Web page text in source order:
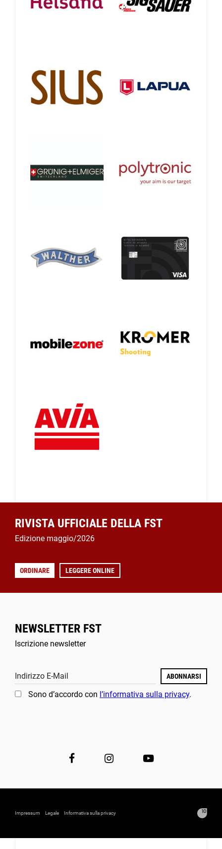
RIVISTA UFFICIALE DELLA FST
Edizione maggio/2026
ORDINARE LEGGERE ONLINE
NEWSLETTER FST
Iscrizione newsletter
Indirizzo E-Mail ABONNARSI
Sono d’accordo con l’informativa sulla privacy.
Impressum Legale Informativa sulla privacy